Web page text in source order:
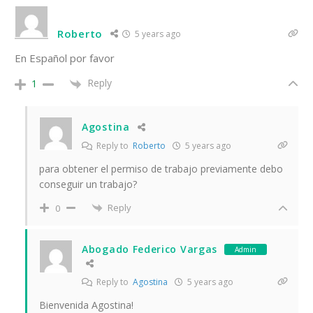
Roberto 5 years ago
En Español por favor
1 Reply
Agostina
Reply to Roberto 5 years ago
para obtener el permiso de trabajo previamente debo
conseguir un trabajo?
0 Reply
Abogado Federico Vargas Admin
Reply to Agostina 5 years ago
Bienvenida Agostina!